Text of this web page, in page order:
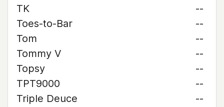
TK
--
Toes-to-Bar
--
Tom
--
Tommy V
--
Topsy
--
TPT9000
--
Triple Deuce
--